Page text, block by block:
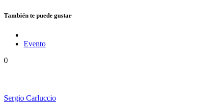
También te puede gustar
Evento
0
Sergio Carluccio